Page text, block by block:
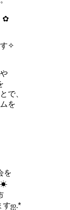
✧
で、
を
を
すஐ.*